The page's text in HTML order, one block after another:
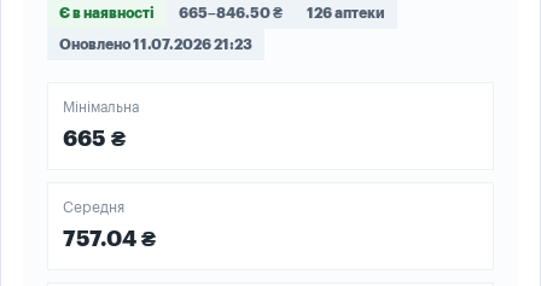
Є в наявності 665–846.50 ₴ 126 аптеки
Оновлено 11.07.2026 21:23
Мінімальна
665 ₴
Середня
757.04 ₴